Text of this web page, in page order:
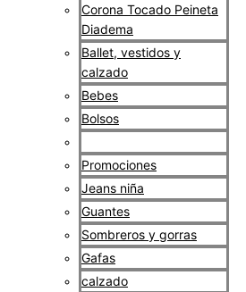
Corona Tocado Peineta
Diadema
Ballet, vestidos y
calzado
Bebes
Bolsos
Promociones
Jeans niña
Guantes
Sombreros y gorras
Gafas
calzado